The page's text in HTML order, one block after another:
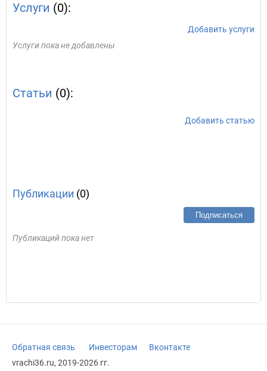
Услуги (0):
Добавить услуги
Услуги пока не добавлены
Статьи (0):
Добавить статью
Публикации (0)
Подписаться
Публикаций пока нет
Обратная связь Инвесторам
Вконтакте
vrachi36.ru, 2019-2026 гг.